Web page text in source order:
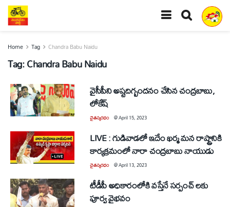
Home Tag Chandra Babu Naidu
Tag:Chandra Babu Naidu
వైసీపీని అష్టదిగ్బందనం చేసిన చంద్రబాబు,
లోకేష్
చైతన్యరధం @April 15, 2023
LIVE : గుడివాడలో ఇదేం ఖర్మ మన రాష్ట్రానికి
కార్యక్రమంలో నారా చంద్రబాబు నాయుడు
చైతన్యరధం @April 13, 2023
టీడీపీ అధికారంలోకి వస్తేనే సర్పంచ్ లకు
పూర్వ వైభవం